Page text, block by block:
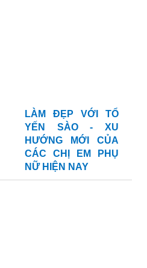
LÀM ĐẸP VỚI TỔ
YẾN SÀO - XU
HƯỚNG MỚI CỦA
CÁC CHỊ EM PHỤ
NỮ HIỆN NAY